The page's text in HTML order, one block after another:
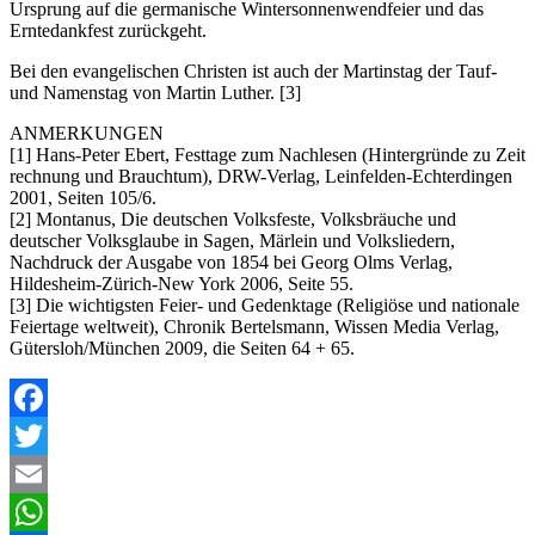
Ursprung auf die germanische Wintersonnenwendfeier und das
Erntedankfest zurückgeht.
Bei den evangelischen Christen ist auch der Martinstag der Tauf-
und Namenstag von Martin Luther. [3]
ANMERKUNGEN
[1] Hans-Peter Ebert, Festtage zum Nachlesen (Hintergründe zu Zeit
rechnung und Brauchtum), DRW-Verlag, Leinfelden-Echterdingen
2001, Seiten 105/6.
[2] Montanus, Die deutschen Volksfeste, Volksbräuche und
deutscher Volksglaube in Sagen, Märlein und Volksliedern,
Nachdruck der Ausgabe von 1854 bei Georg Olms Verlag,
Hildesheim-Zürich-New York 2006, Seite 55.
[3] Die wichtigsten Feier- und Gedenktage (Religiöse und nationale
Feiertage weltweit), Chronik Bertelsmann, Wissen Media Verlag,
Gütersloh/München 2009, die Seiten 64 + 65.
Facebook
Twitter
Email